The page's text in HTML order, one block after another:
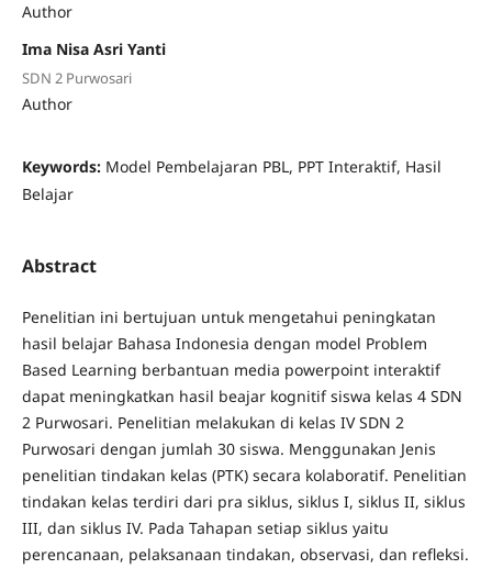
Author
Ima Nisa Asri Yanti
SDN 2 Purwosari
Author
Keywords: Model Pembelajaran PBL, PPT Interaktif, Hasil
Belajar
Abstract
Penelitian ini bertujuan untuk mengetahui peningkatan
hasil belajar Bahasa Indonesia dengan model Problem
Based Learning berbantuan media powerpoint interaktif
dapat meningkatkan hasil beajar kognitif siswa kelas 4 SDN
2 Purwosari. Penelitian melakukan di kelas IV SDN 2
Purwosari dengan jumlah 30 siswa. Menggunakan Jenis
penelitian tindakan kelas (PTK) secara kolaboratif. Penelitian
tindakan kelas terdiri dari pra siklus, siklus I, siklus II, siklus
III, dan siklus IV. Pada Tahapan setiap siklus yaitu
perencanaan, pelaksanaan tindakan, observasi, dan refleksi.